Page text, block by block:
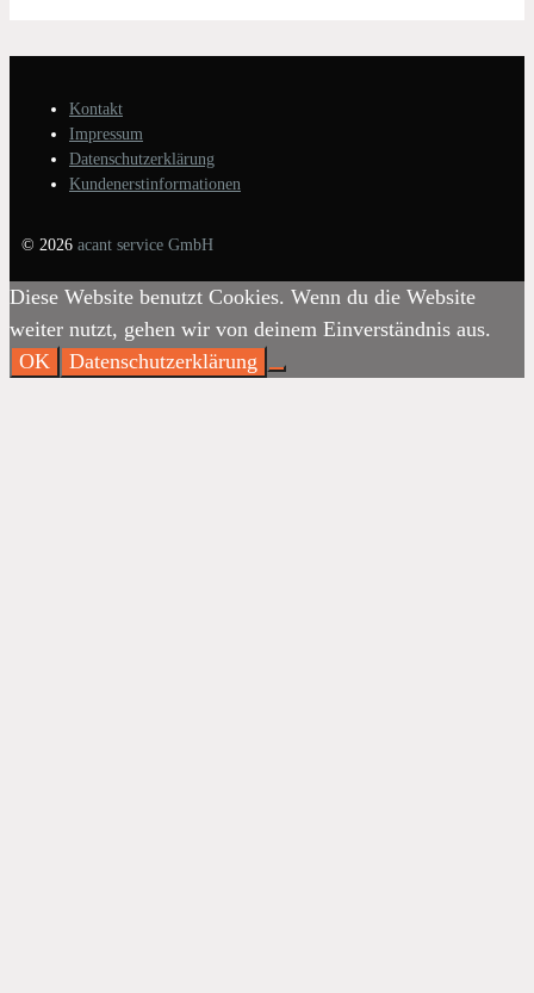
Kontakt
Impressum
Datenschutzerklärung
Kundenerstinformationen
© 2026 acant service GmbH
Diese Website benutzt Cookies. Wenn du die Website
weiter nutzt, gehen wir von deinem Einverständnis aus.
OK
Datenschutzerklärung